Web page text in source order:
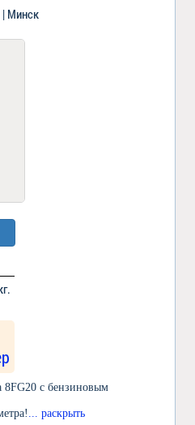
| Минск
8FG20 с бензиновым
... раскрыть